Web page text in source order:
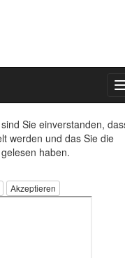
Sie einverstanden,
werden und das Sie die
haben.